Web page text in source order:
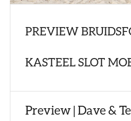
PREVIEW
KASTEEL SLOT
Preview | Dave &